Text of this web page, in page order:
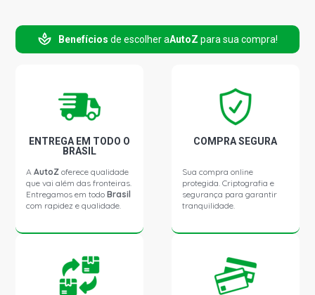
Benefícios de escolher aAutoZ para sua compra!
ENTREGA EM TODO O
BRASIL
AAutoZ oferece qualidade
que vai além das fronteiras.
Entregamos em todoBrasil
com rapidez e qualidade.
COMPRA SEGURA
Sua compra online
protegida. Criptografia e
segurança para garantir
tranquilidade.